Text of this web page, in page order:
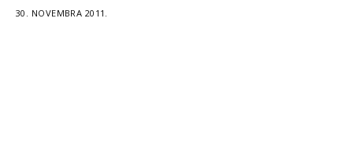
30. NOVEMBRA 2011.